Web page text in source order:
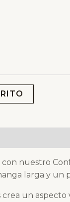
nuestro
larga y
un